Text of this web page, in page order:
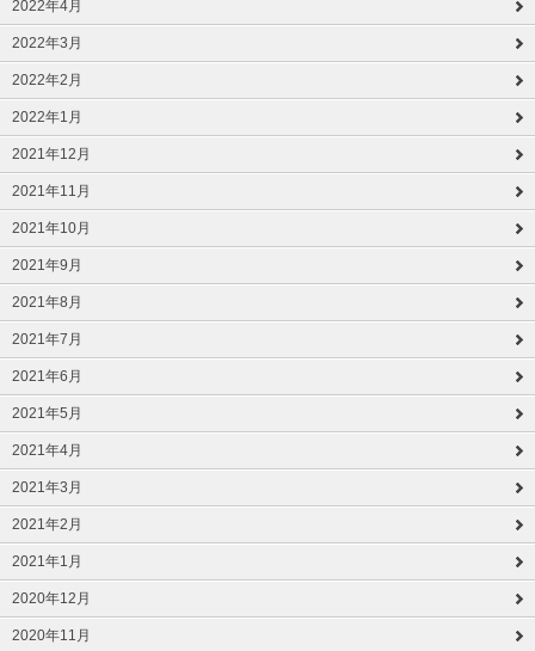
2022年4月
2022年3月
2022年2月
2022年1月
2021年12月
2021年11月
2021年10月
2021年9月
2021年8月
2021年7月
2021年6月
2021年5月
2021年4月
2021年3月
2021年2月
2021年1月
2020年12月
2020年11月